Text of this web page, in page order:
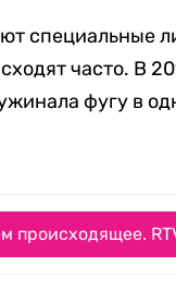
специальные
часто. В
фугу в
происходящее.